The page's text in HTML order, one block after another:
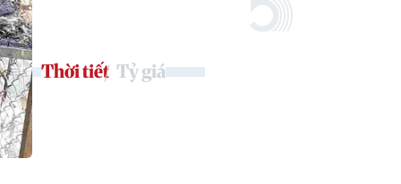
Thời tiết Tỷ giá